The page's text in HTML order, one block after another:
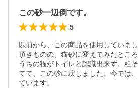
この砂一辺倒です。
5
以前から、この商品を使用していまし
頂きものの、猫砂に変えてみたとこ
うちの猫がトイレと認識出来ず、粗
てて、この砂に戻しました。今では
ています。